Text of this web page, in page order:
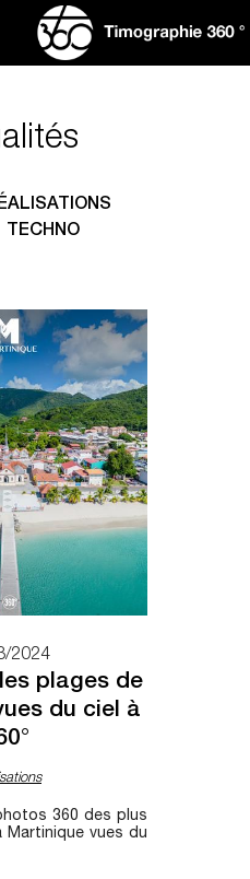
TECHNO
2024
plages de
du ciel à
360 des plus
Martinique vues du